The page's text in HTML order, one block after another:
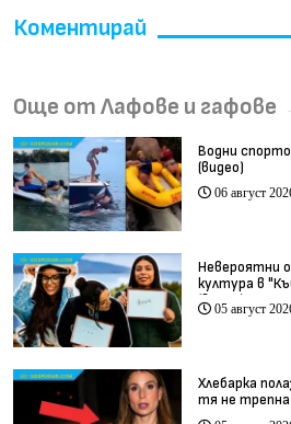
Коментирай
Още от Лафове и гафове
Водни
(видео)
06 август
Невероятни
култура в
(видео)
05 август
Хлебарка
тя не трепна